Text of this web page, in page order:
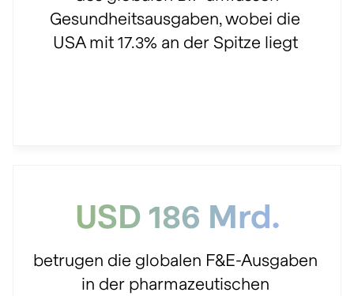
Gesundheitsausgaben, wobei die
USA mit 17.3% an der Spitze liegt
USD 186 Mrd.
betrugen die globalen F&E-Ausgaben
in der pharmazeutischen